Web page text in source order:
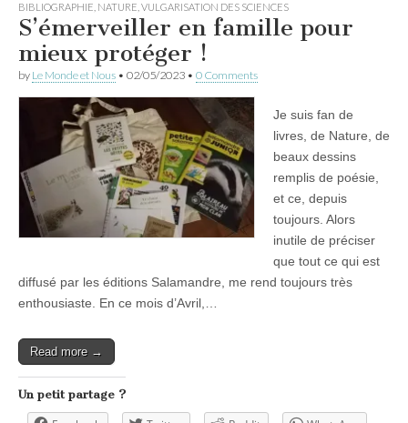
BIBLIOGRAPHIE NATURE VULGARISATION DES SCIENCES
S’émerveiller en famille pour
mieux protéger !
by Le Monde et Nous • 02/05/2023 • 0 Comments
Je suis fan de
livres, de Nature, de
beaux dessins
remplis de poésie,
et ce, depuis
toujours. Alors
inutile de préciser
que tout ce qui est
diffusé par les éditions Salamandre, me rend toujours très
enthousiaste. En ce mois d’Avril,…
Read more →
Un petit partage ?